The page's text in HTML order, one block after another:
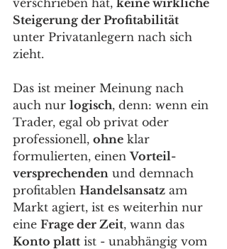
Steigerung der Profitabilität
unter Privatanlegern nach sich
zieht.
Das ist meiner Meinung nach
auch nur logisch, denn: wenn ein
Trader, egal ob privat oder
professionell, ohne klar
formulierten, einen Vorteil-
versprechenden und demnach
profitablen Handelsansatz am
Markt agiert, ist es weiterhin nur
eine Frage der Zeit, wann das
Konto platt ist - unabhängig vom